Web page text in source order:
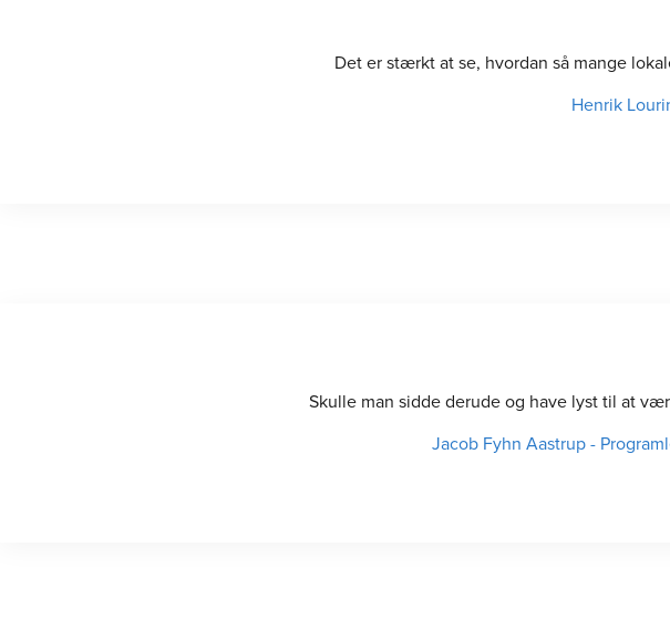
Det er stærkt at se, hvordan så mange
Henrik
Skulle man sidde derude og have lyst til at
Jacob Fyhn Aastrup-